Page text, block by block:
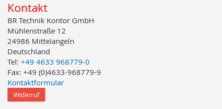
Kontakt
BR Technik Kontor GmbH
Mühlenstraße 12
24986 Mittelangeln
Deutschland
Tel: +49 4633 968779-0
Fax: +49 (0)4633-968779-9
Kontaktformular
Widerruf